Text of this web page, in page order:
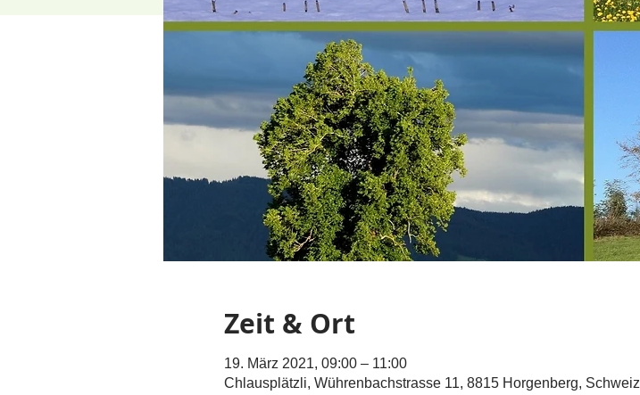
Zeit & Ort
19. März 2021, 09:00 – 11:00
Chlausplätzli, Wührenbachstrasse 11, 8815 Horgenberg, Schweiz